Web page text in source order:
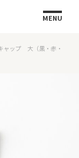
MENU
ャップ 大（黒・赤・